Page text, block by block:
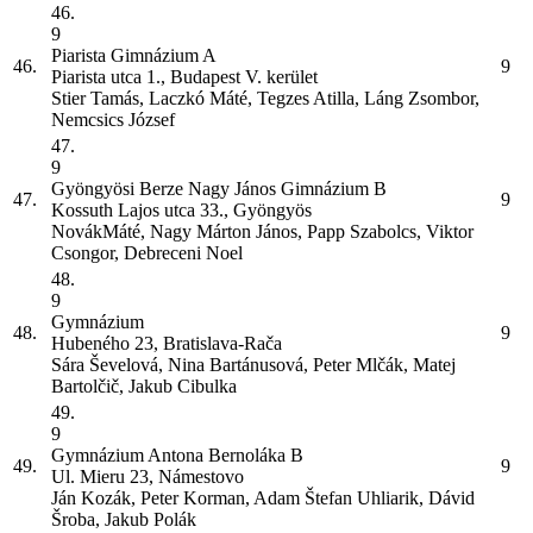
46.
46.
9
Piarista Gimnázium A
Piarista utca 1., Budapest V. kerület
Stier Tamás, Laczkó Máté, Tegzes Atilla, Láng Zsombor,
Nemcsics József
9
47.
47.
9
Gyöngyösi Berze Nagy János Gimnázium B
Kossuth Lajos utca 33., Gyöngyös
NovákMáté, Nagy Márton János, Papp Szabolcs, Viktor
Csongor, Debreceni Noel
9
48.
48.
9
Gymnázium
Hubeného 23, Bratislava-Rača
Sára Ševelová, Nina Bartánusová, Peter Mlčák, Matej
Bartolčič, Jakub Cibulka
9
49.
49.
9
Gymnázium Antona Bernoláka B
Ul. Mieru 23, Námestovo
Ján Kozák, Peter Korman, Adam Štefan Uhliarik, Dávid
Šroba, Jakub Polák
9